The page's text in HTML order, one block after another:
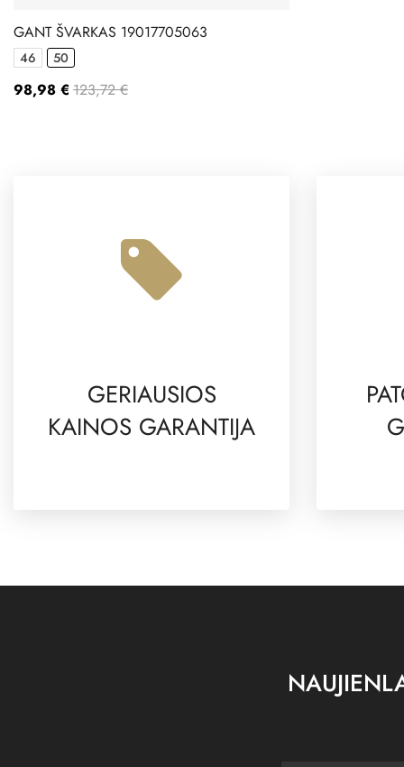
GANT ŠVARKAS 19017705063
46 50
98,98 € 123,72 €
GERIAUSIOS
KAINOS GARANTIJA